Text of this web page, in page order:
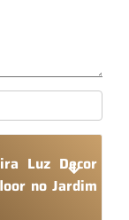
Luz Decor
no Jardim